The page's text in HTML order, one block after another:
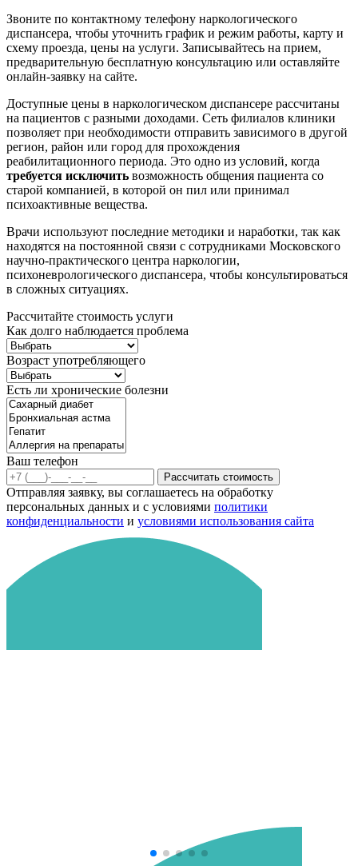
Звоните по контактному телефону наркологического
диспансера, чтобы уточнить график и режим работы, карту и
схему проезда, цены на услуги. Записывайтесь на прием,
предварительную бесплатную консультацию или оставляйте
онлайн-заявку на сайте.
Доступные цены в наркологическом диспансере рассчитаны
на пациентов с разными доходами. Сеть филиалов клиники
позволяет при необходимости отправить зависимого в другой
регион, район или город для прохождения
реабилитационного периода. Это одно из условий, когда
требуется исключить возможность общения пациента со
старой компанией, в которой он пил или принимал
психоактивные вещества.
Врачи используют последние методики и наработки, так как
находятся на постоянной связи с сотрудниками Московского
научно-практического центра наркологии,
психоневрологического диспансера, чтобы консультироваться
в сложных ситуациях.
Рассчитайте стоимость услуги
Как долго наблюдается проблема
Возраст употребляющего
Есть ли хронические болезни
Ваш телефон
Рассчитать стоимость
Отправляя заявку, вы соглашаетесь на обработку
персональных данных и с условиями политики
конфиденциальности и условиями использования сайта